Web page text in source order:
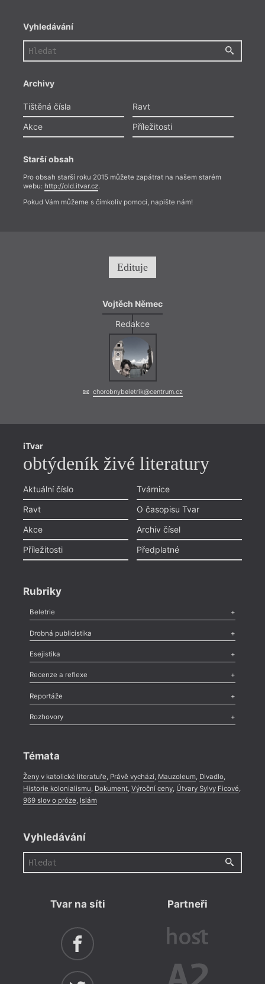
Vyhledávání
Archivy
Tištěná čísla
Ravt
Akce
Příležitosti
Starší obsah
Pro obsah starší roku 2015 můžete zapátrat na našem starém
webu: http://old.itvar.cz.
Pokud Vám můžeme s čímkoliv pomoci, napište nám!
Edituje
Vojtěch Němec
Redakce
chorobnybeletrik@centrum.cz
iTvar
obtýdeník živé literatury
Aktuální číslo
Ravt
Akce
Příležitosti
Tvárnice
O časopisu Tvar
Archiv čísel
Předplatné
Rubriky
Beletrie
Poezie,Próza,Dokumenty
Drobná publicistika
Odlesk
Nekrolog,Glosa,Sloupek,Pozvánka,Literární soutěž,
Esejistika
Esej ,Pádlo,Úvaha
Recenze a reflexe
Recenze
Méně slov o próze,Celá rubrika
Reportáže
Literární zítřky
Celá rubrika
Rozhovory
Témata
Ženy v katolické literatuře, Právě vychází, Mauzoleum, Divadlo,
Historie kolonialismu, Dokument, Výroční ceny, Útvary Sylvy Ficové,
969 slov o próze, Islám
Vyhledávání
Tvar na síti Partneři